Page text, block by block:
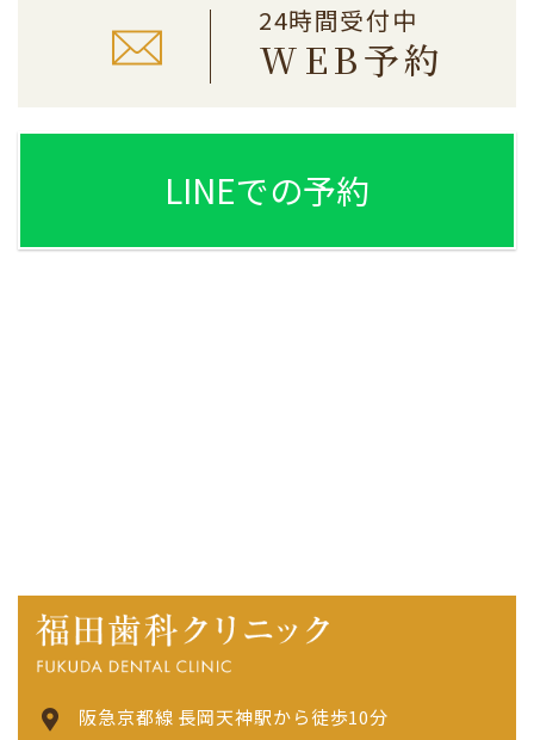
24時間受付中
WEB予約
LINEでの予約
阪急京都線 長岡天神駅から徒歩10分